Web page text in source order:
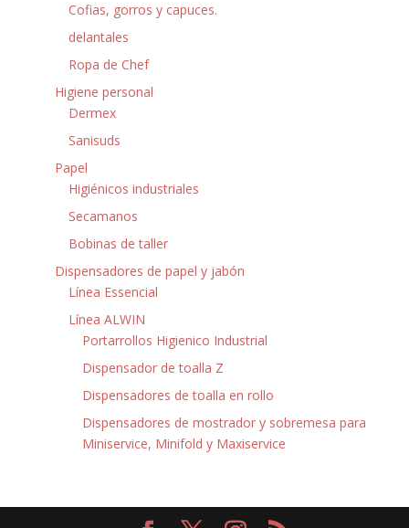
Cofias, gorros y capuces.
delantales
Ropa de Chef
Higiene personal
Dermex
Sanisuds
Papel
Higiénicos industriales
Secamanos
Bobinas de taller
Dispensadores de papel y jabón
Línea Essencial
Línea ALWIN
Portarrollos Higienico Industrial
Dispensador de toalla Z
Dispensadores de toalla en rollo
Dispensadores de mostrador y sobremesa para
Miniservice, Minifold y Maxiservice